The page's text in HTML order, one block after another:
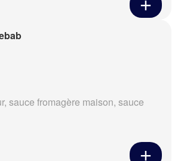
sauce fromagère maison, sauce